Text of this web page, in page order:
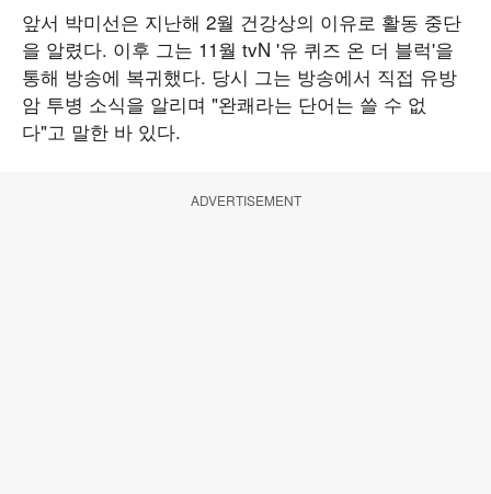
앞서 박미선은 지난해 2월 건강상의 이유로 활동 중단
을 알렸다. 이후 그는 11월 tvN '유 퀴즈 온 더 블럭'을
통해 방송에 복귀했다. 당시 그는 방송에서 직접 유방
암 투병 소식을 알리며 "완쾌라는 단어는 쓸 수 없
다"고 말한 바 있다.
ADVERTISEMENT